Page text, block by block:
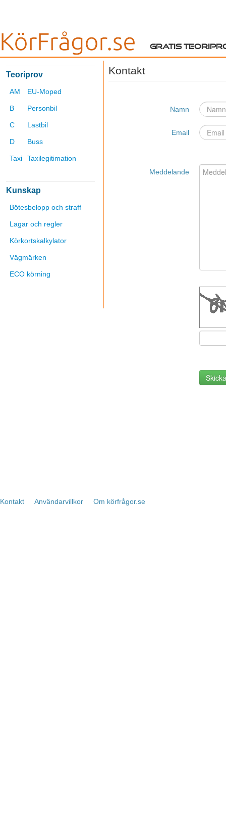
Kontakt Användarvillkor Om körfrågor.se
Gratis
Teoriprov
AM EU-Moped
B Personbil
C Lastbil
D Buss
Taxi Taxilegitimation
Kunskap
Bötesbelopp och straff
Lagar och regler
Körkortskalkylator
Vägmärken
ECO körning
Kontakt
Namn
Email
Meddelande
Skicka